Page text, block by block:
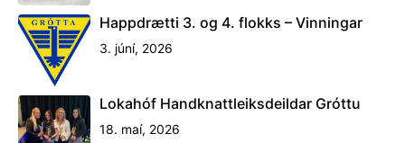
Happdrætti 3. og 4. flokks – Vinningar
3. júní, 2026
Lokahóf Handknattleiksdeildar Gróttu
18. maí, 2026